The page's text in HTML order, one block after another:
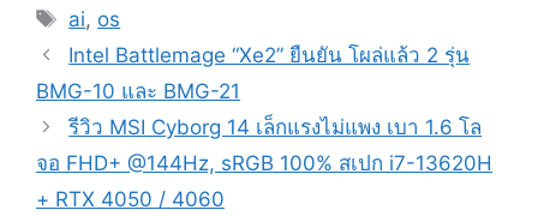
Tags
ai, os
Post
navigation
Intel Battlemage “Xe2” ยืนยัน โผล่แล้ว 2 รุ่น
BMG-10 และ BMG-21
รีวิว MSI Cyborg 14 เล็กแรงไม่แพง เบา 1.6 โล
จอ FHD+ @144Hz, sRGB 100% สเปก i7-13620H
+ RTX 4050 / 4060